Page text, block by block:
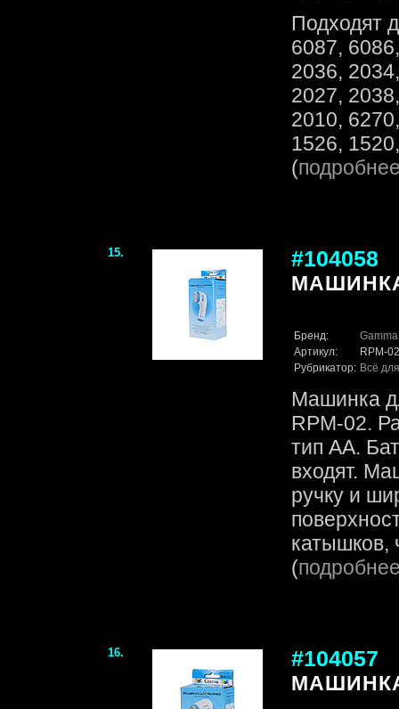
Подходят
6087,
2036,
2027,
2010,
1526,
(
15. #104058
Бренд:
Gamma
Артикул:
RPM-02
Рубрикатор: Всё
Машинка
RPM-02.
тип АА.
входят.
ручку и
катышков,
(
16. #104057